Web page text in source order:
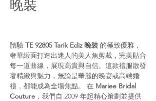
晚裝
體驗 TE 92805 Tarik Ediz 晚裝 的極致優雅，
奢華緞面打造出迷人的美人魚剪裁，完美貼合
每一道曲線，展現高貴與自信。這款禮服散發
著精緻與魅力，無論是華麗的晚宴或高端婚
禮，都能成為全場焦點。 在 Mariee Bridal
Couture ，我們自 2009 年起精心策劃並提供